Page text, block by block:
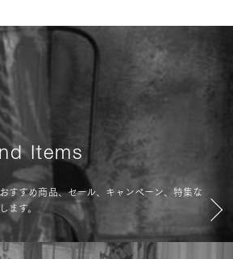
Items
すすめ商品、セール、キャンペーン、特集な
ます。